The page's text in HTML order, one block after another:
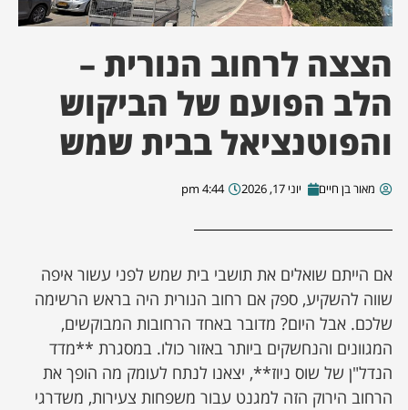
השבוע
מקומית
עסקים
הצצה לרחוב הנורית –
הלב הפועם של הביקוש
והפוטנציאל בבית שמש
מאור בן חיים יוני 17, 2026 4:44 pm
אם הייתם שואלים את תושבי בית שמש לפני עשור איפה
שווה להשקיע, ספק אם רחוב הנורית היה בראש הרשימה
שלכם. אבל היום? מדובר באחד הרחובות המבוקשים,
המגוונים והנחשקים ביותר באזור כולו. במסגרת **מדד
הנדל"ן של שוס ניוז**, יצאנו לנתח לעומק מה הופך את
הרחוב הירוק הזה למגנט עבור משפחות צעירות, משדרגי